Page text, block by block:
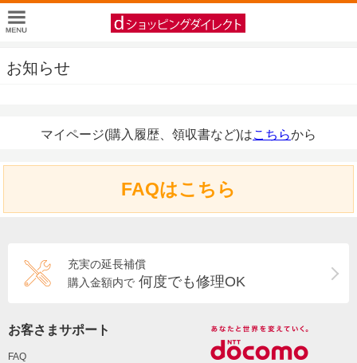
お知らせ
マイページ(購入履歴、領収書など)はこちらから
FAQはこちら
充実の延長補償
購入金額内で 何度でも修理OK
お客さまサポート
FAQ